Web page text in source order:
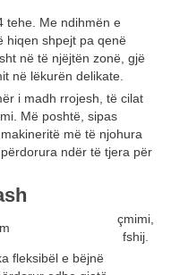
tehe. Me ndihmën e
hiqen shpejt pa qenë
në të njëjtën zonë, gjë
në lëkurën delikate.
i madh rrojesh, të cilat
Më poshtë, sipas
më të njohura
ndër të tjera për
çmimi,
fshij.
fleksibël e bëjnë